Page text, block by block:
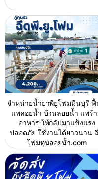
จำหน่ายน้ำยาพียูโฟมมีนบุรี
แพลอยน้ำ บ้านลอยน้ำ แพร้
อาหาร ให้กลับมาแข็งแรง
ปลอดภัย ใช้งานได้ยาวนาน
โฟมทุ่นลอยน้ำ.com